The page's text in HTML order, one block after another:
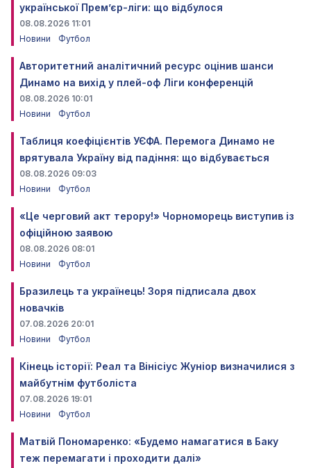
української Прем’єр-ліги: що відбулося
08.08.2026 11:01
Новини
Футбол
Авторитетний аналітичний ресурс оцінив шанси
Динамо на вихід у плей-оф Ліги конференцій
08.08.2026 10:01
Новини
Футбол
Таблиця коефіцієнтів УЄФА. Перемога Динамо не
врятувала Україну від падіння: що відбувається
08.08.2026 09:03
Новини
Футбол
«Це черговий акт терору!» Чорноморець виступив із
офіційною заявою
08.08.2026 08:01
Новини
Футбол
Бразилець та українець! Зоря підписала двох
новачків
07.08.2026 20:01
Новини
Футбол
Кінець історії: Реал та Вінісіус Жуніор визначилися з
майбутнім футболіста
07.08.2026 19:01
Новини
Футбол
Матвій Пономаренко: «Будемо намагатися в Баку
теж перемагати і проходити далі»